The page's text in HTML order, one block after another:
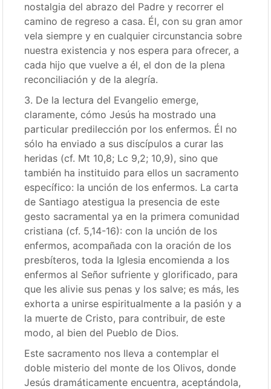
nostalgia del abrazo del Padre y recorrer el
camino de regreso a casa. Él, con su gran amor
vela siempre y en cualquier circunstancia sobre
nuestra existencia y nos espera para ofrecer, a
cada hijo que vuelve a él, el don de la plena
reconciliación y de la alegría.
3. De la lectura del Evangelio emerge,
claramente, cómo Jesús ha mostrado una
particular predilección por los enfermos. Él no
sólo ha enviado a sus discípulos a curar las
heridas (cf. Mt 10,8; Lc 9,2; 10,9), sino que
también ha instituido para ellos un sacramento
específico: la unción de los enfermos. La carta
de Santiago atestigua la presencia de este
gesto sacramental ya en la primera comunidad
cristiana (cf. 5,14-16): con la unción de los
enfermos, acompañada con la oración de los
presbíteros, toda la Iglesia encomienda a los
enfermos al Señor sufriente y glorificado, para
que les alivie sus penas y los salve; es más, les
exhorta a unirse espiritualmente a la pasión y a
la muerte de Cristo, para contribuir, de este
modo, al bien del Pueblo de Dios.
Este sacramento nos lleva a contemplar el
doble misterio del monte de los Olivos, donde
Jesús dramáticamente encuentra, aceptándola,